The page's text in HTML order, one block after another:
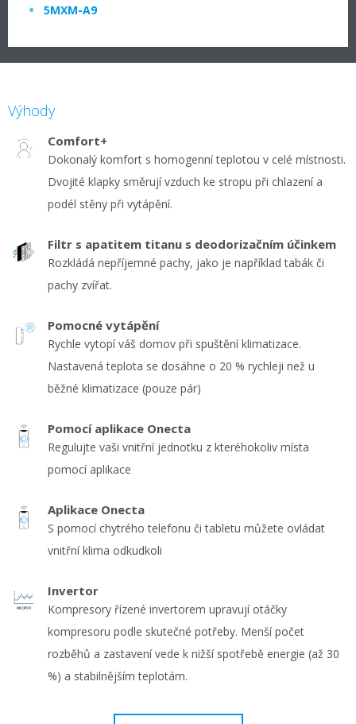
5MXM-A9
Výhody
Comfort+
Dokonalý komfort s homogenní teplotou v celé místnosti.
Dvojité klapky směrují vzduch ke stropu při chlazení a
podél stěny při vytápění.
Filtr s apatitem titanu s deodorizačním účinkem
Rozkládá nepříjemné pachy, jako je například tabák či
pachy zvířat.
Pomocné vytápění
Rychle vytopí váš domov při spuštění klimatizace.
Nastavená teplota se dosáhne o 20 % rychleji než u
běžné klimatizace (pouze pár)
Pomocí aplikace Onecta
Regulujte vaši vnitřní jednotku z kteréhokoliv místa
pomocí aplikace
Aplikace Onecta
S pomocí chytrého telefonu či tabletu můžete ovládat
vnitřní klima odkudkoli
Invertor
Kompresory řízené invertorem upravují otáčky
kompresoru podle skutečné potřeby. Menší počet
rozběhů a zastavení vede k nižší spotřebě energie (až 30
%) a stabilnějším teplotám.